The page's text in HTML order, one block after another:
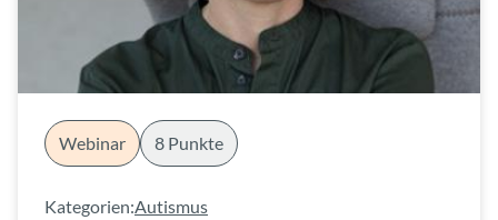
Webinar 8 Punkte
Kategorien:Autismus